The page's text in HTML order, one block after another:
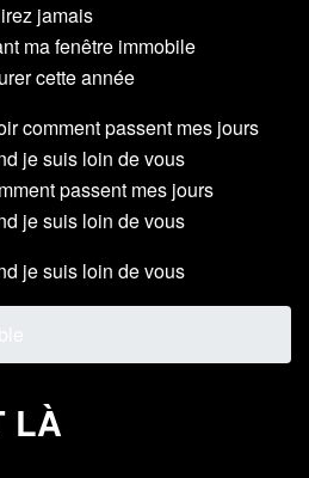
jamais
ma fenêtre immobile
cette année
comment passent mes jours
je suis loin de vous
passent mes jours
je suis loin de vous
je suis loin de vous
LÀ